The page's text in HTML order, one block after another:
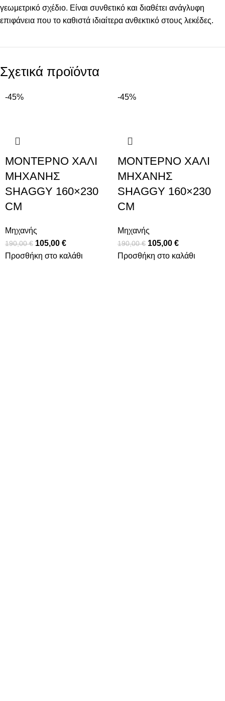
γεωμετρικό σχέδιο. Είναι συνθετικό και διαθέτει ανάγλυφη
επιφάνεια που το καθιστά ιδιαίτερα ανθεκτικό στους λεκέδες.
Σχετικά προϊόντα
-45%
ΜΟΝΤΈΡΝΟ ΧΑΛΊ
ΜΗΧΑΝΉΣ
SHAGGY 160×230
CM
Μηχανής
190,00€ 105,00 €
Προσθήκη στο καλάθι
-45%
ΜΟΝΤΈΡΝΟ ΧΑΛΊ
ΜΗΧΑΝΉΣ
SHAGGY 160×230
CM
Μηχανής
190,00€ 105,00 €
Προσθήκη στο καλάθι